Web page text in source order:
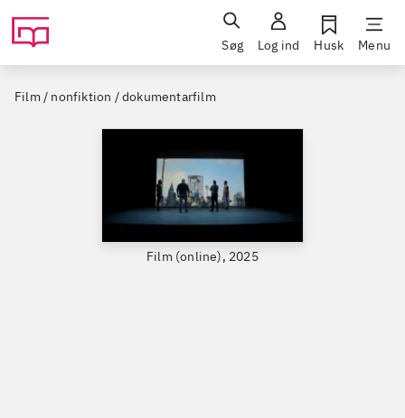
Søg Log ind Husk Menu
Film / nonfiktion / dokumentarfilm
Film (online), 2025